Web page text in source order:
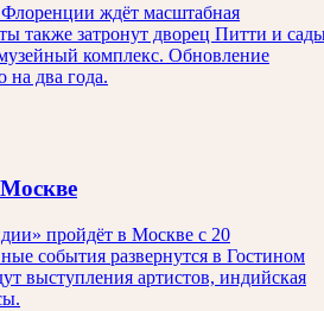
ждёт масштабная
также затронут дворец Питти и
комплекс. Обновление
на два года.
пройдёт в Москве с 20
события развернутся в Гостином
выступления артистов, индийская